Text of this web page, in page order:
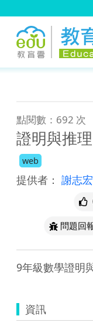
點閱數：692 次
證明與推理
web
提供者： 謝志宏
問題回
9年級數學證明
資訊